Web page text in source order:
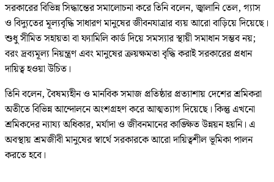
সরকারের বিভিন্ন সিদ্ধান্তের সমালোচনা করে তিনি বলেন, জ্বালানি তেল, গ্যাস
ও বিদ্যুতের মূল্যবৃদ্ধি সাধারণ মানুষের জীবনযাত্রার ব্যয় আরো বাড়িয়ে দিয়েছে।
শুধু সীমিত সহায়তা বা ফ্যামিলি কার্ড দিয়ে সমস্যার স্থায়ী সমাধান সম্ভব নয়;
বরং দ্রব্যমূল্য নিয়ন্ত্রণ এবং মানুষের ক্রয়ক্ষমতা বৃদ্ধি করাই সরকারের প্রধান
দায়িত্ব হওয়া উচিত।
তিনি বলেন, বৈষম্যহীন ও মানবিক সমাজ প্রতিষ্ঠার প্রত্যাশায় দেশের শ্রমিকরা
অতীতে বিভিন্ন আন্দোলনে অংশগ্রহণ করে আত্মত্যাগ দিয়েছে। কিন্তু এখনো
শ্রমিকদের ন্যায্য অধিকার, মর্যাদা ও জীবনমানের কাঙ্ক্ষিত উন্নয়ন হয়নি। এ
অবস্থায় শ্রমজীবী মানুষের স্বার্থে সরকারকে আরো দায়িত্বশীল ভূমিকা পালন
করতে হবে।